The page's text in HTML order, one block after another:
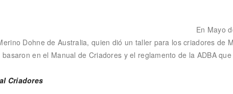
En Mayo
Dohne de Australia, quien dió un taller para los criadores de
basaron en el Manual de Criadores y el reglamento de la ADBA
Criadores